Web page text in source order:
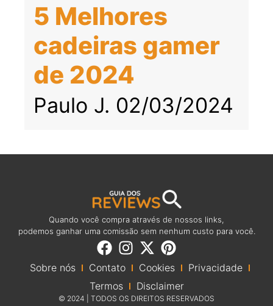
5 Melhores
cadeiras gamer
de 2024
Paulo J. 02/03/2024
Quando você compra através de nossos links,
podemos ganhar uma comissão sem nenhum custo para você.
Sobre nós Contato Cookies
Privacidade
Termos
Disclaimer
© 2024 | TODOS OS DIREITOS RESERVADOS